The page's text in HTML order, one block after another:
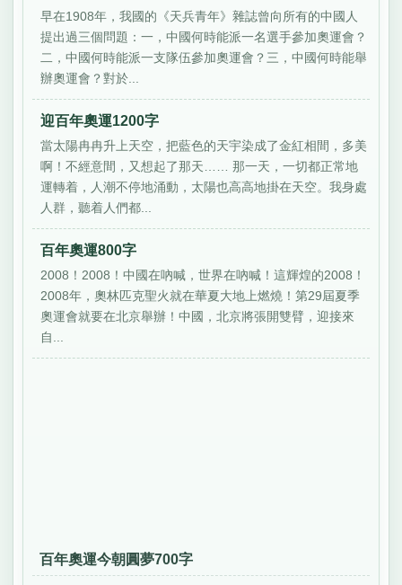
早在1908年，我國的《天兵青年》雜誌曾向所有的中國人
提出過三個問題：一，中國何時能派一名選手參加奧運會？
二，中國何時能派一支隊伍參加奧運會？三，中國何時能舉
辦奧運會？對於...
迎百年奧運1200字
當太陽冉冉升上天空，把藍色的天宇染成了金紅相間，多美
啊！不經意間，又想起了那天…… 那一天，一切都正常地
運轉着，人潮不停地涌動，太陽也高高地掛在天空。我身處
人群，聽着人們都...
百年奧運800字
2008！2008！中國在吶喊，世界在吶喊！這輝煌的2008！
2008年，奧林匹克聖火就在華夏大地上燃燒！第29屆夏季
奧運會就要在北京舉辦！中國，北京將張開雙臂，迎接來
自...
百年奧運今朝圓夢700字